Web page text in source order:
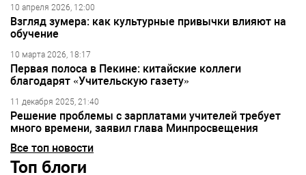
10 апреля 2026, 12:00
Взгляд зумера: как культурные привычки влияют на
обучение
10 марта 2026, 18:17
Первая полоса в Пекине: китайские коллеги
благодарят «Учительскую газету»
11 декабря 2025, 21:40
Решение проблемы с зарплатами учителей требует
много времени, заявил глава Минпросвещения
Все топ новости
Топ блоги